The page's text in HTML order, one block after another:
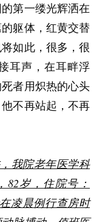
第一缕光辉洒在
躯体，红黄交替
如此，很多，很
耳声，在耳畔浮
者用炽热的心头
不再站起，不再
我院老年医学科
82岁，住院号：
凌晨例行查房时